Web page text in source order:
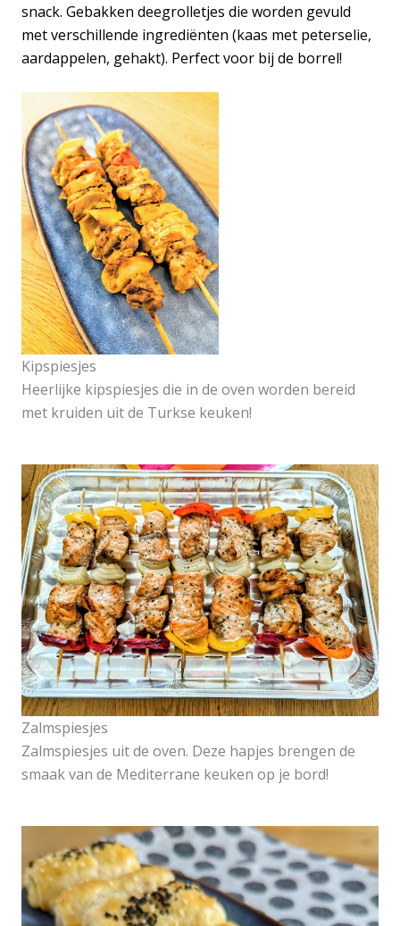
snack. Gebakken deegrolletjes die worden gevuld
met verschillende ingrediënten (kaas met peterselie,
aardappelen, gehakt). Perfect voor bij de borrel!
Kipspiesjes
Heerlijke kipspiesjes die in de oven worden bereid
met kruiden uit de Turkse keuken!
Zalmspiesjes
Zalmspiesjes uit de oven. Deze hapjes brengen de
smaak van de Mediterrane keuken op je bord!